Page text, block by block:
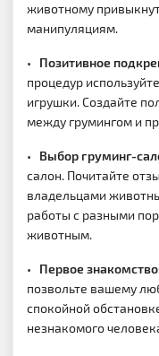
животному
манипуляциям.
• Позитивное
процедур
игрушки. Создайте
между грумингом и
• Выбор груминг-
салон. Почитайте
владельцами
работы с разными
животным.
• Первое
позвольте вашему
спокойной
незнакомого